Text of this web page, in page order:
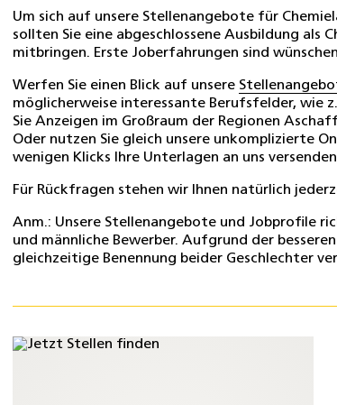
Um sich auf unsere Stellenangebote für
sollten Sie eine abgeschlossene Ausbildung als
mitbringen. Erste Joberfahrungen sind
Werfen Sie einen Blick auf unsere
möglicherweise interessante Berufsfelder, wie
Sie Anzeigen im Großraum der Regionen
Oder nutzen Sie gleich unsere unkomplizierte
wenigen Klicks Ihre Unterlagen an uns
Für Rückfragen stehen wir Ihnen natürlich
Anm.: Unsere Stellenangebote und Jobprofile
und männliche Bewerber. Aufgrund der
gleichzeitige Benennung beider Geschlechter